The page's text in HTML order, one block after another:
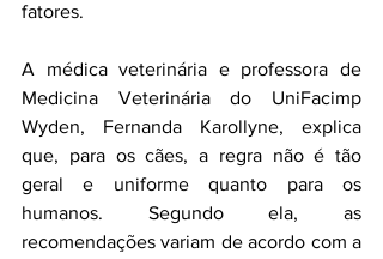
fatores.
A médica veterinária e professora de
Medicina Veterinária do UniFacimp
Wyden, Fernanda Karollyne, explica
que, para os cães, a regra não é tão
geral e uniforme quanto para os
humanos. Segundo ela, as
recomendações variam de acordo com a